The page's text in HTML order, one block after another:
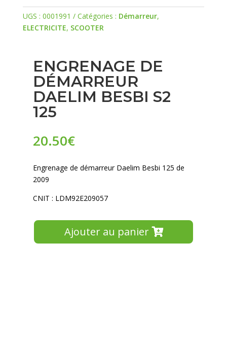
UGS : 0001991 Catégories : Démarreur,
ELECTRICITE, SCOOTER
ENGRENAGE DE
DÉMARREUR
DAELIM BESBI S2
125
20.50€
Engrenage de démarreur Daelim Besbi 125 de
2009
CNIT : LDM92E209057
Ajouter au panier